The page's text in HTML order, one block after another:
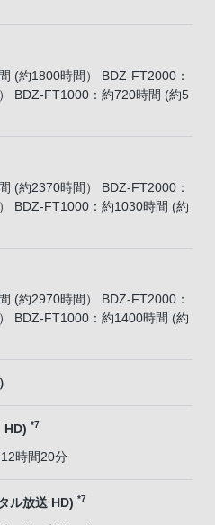
(約1800時間） BDZ-FT2000：
BDZ-FT1000：約720時間 (約5
(約2370時間） BDZ-FT2000：
BDZ-FT1000：約1030時間 (約
(約2970時間） BDZ-FT2000：
BDZ-FT1000：約1400時間 (約
HD) *7
時間20分
ル放送 HD) *7